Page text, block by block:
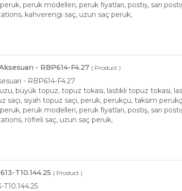
peruk modelleri, peruk fiyatları, postiş, sarı
kahverengi saç, uzun saç peruk,
- RBP614-F4.27 ( Product )
- RBP614-F4.27
büyük topuz, topuz tokası, lastikli topuz tokası,
saçı, siyah topuz saçı, peruk, perukçu, taksim
peruk modelleri, peruk fiyatları, postiş, sarı
röfleli saç, uzun saç peruk,
T10.144.25 ( Product )
T10.144.25